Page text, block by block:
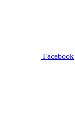
Facebook